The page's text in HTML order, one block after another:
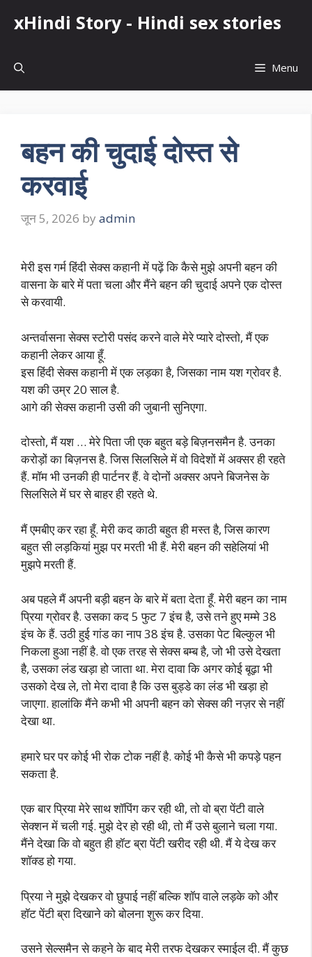
xHindi Story - Hindi sex stories
Menu
बहन की चुदाई दोस्त से
करवाई
जून 5, 2026 by admin
मेरी इस गर्म हिंदी सेक्स कहानी में पढ़ें कि कैसे मुझे अपनी बहन की
वासना के बारे में पता चला और मैंने बहन की चुदाई अपने एक दोस्त
से करवायी.
अन्तर्वासना सेक्स स्टोरी पसंद करने वाले मेरे प्यारे दोस्तो, मैं एक
कहानी लेकर आया हूँ.
इस हिंदी सेक्स कहानी में एक लड़का है, जिसका नाम यश ग्रोवर है.
यश की उम्र 20 साल है.
आगे की सेक्स कहानी उसी की जुबानी सुनिएगा.
दोस्तो, मैं यश … मेरे पिता जी एक बहुत बड़े बिज़नसमैन है. उनका
करोड़ों का बिज़नस है. जिस सिलसिले में वो विदेशों में अक्सर ही रहते
हैं. मॉम भी उनकी ही पार्टनर हैं. वे दोनों अक्सर अपने बिजनेस के
सिलसिले में घर से बाहर ही रहते थे.
मैं एमबीए कर रहा हूँ. मेरी कद काठी बहुत ही मस्त है, जिस कारण
बहुत सी लड़कियां मुझ पर मरती भी हैं. मेरी बहन की सहेलियां भी
मुझपे मरती हैं.
अब पहले मैं अपनी बड़ी बहन के बारे में बता देता हूँ. मेरी बहन का नाम
प्रिया ग्रोवर है. उसका कद 5 फुट 7 इंच है, उसे तने हुए मम्मे 38
इंच के हैं. उठी हुई गांड का नाप 38 इंच है. उसका पेट बिल्कुल भी
निकला हुआ नहीं है. वो एक तरह से सेक्स बम्ब है, जो भी उसे देखता
है, उसका लंड खड़ा हो जाता था. मेरा दावा कि अगर कोई बूढ़ा भी
उसको देख ले, तो मेरा दावा है कि उस बुड्डे का लंड भी खड़ा हो
जाएगा. हालांकि मैंने कभी भी अपनी बहन को सेक्स की नज़र से नहीं
देखा था.
हमारे घर पर कोई भी रोक टोक नहीं है. कोई भी कैसे भी कपड़े पहन
सकता है.
एक बार प्रिया मेरे साथ शॉपिंग कर रही थी, तो वो ब्रा पेंटी वाले
सेक्शन में चली गई. मुझे देर हो रही थी, तो मैं उसे बुलाने चला गया.
मैंने देखा कि वो बहुत ही हॉट ब्रा पेंटी खरीद रही थी. मैं ये देख कर
शॉक्ड हो गया.
प्रिया ने मुझे देखकर वो छुपाई नहीं बल्कि शॉप वाले लड़के को और
हॉट पेंटी ब्रा दिखाने को बोलना शुरू कर दिया.
उसने सेल्समैन से कहने के बाद मेरी तरफ देखकर स्माईल दी. मैं कुछ